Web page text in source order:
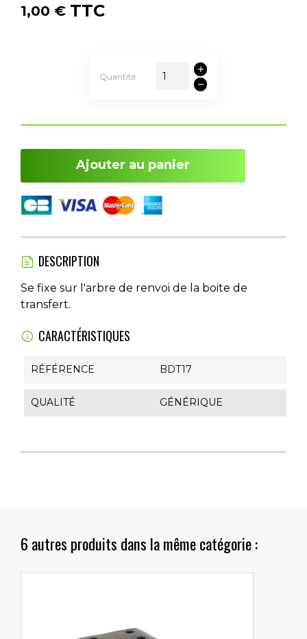
1,00 € TTC
Quantité
Ajouter au panier
DESCRIPTION
Se fixe sur l'arbre de renvoi de la boite de
transfert.
CARACTÉRISTIQUES
RÉFÉRENCE BDT17
QUALITÉ GÉNÉRIQUE
6 autres produits dans la même catégorie :